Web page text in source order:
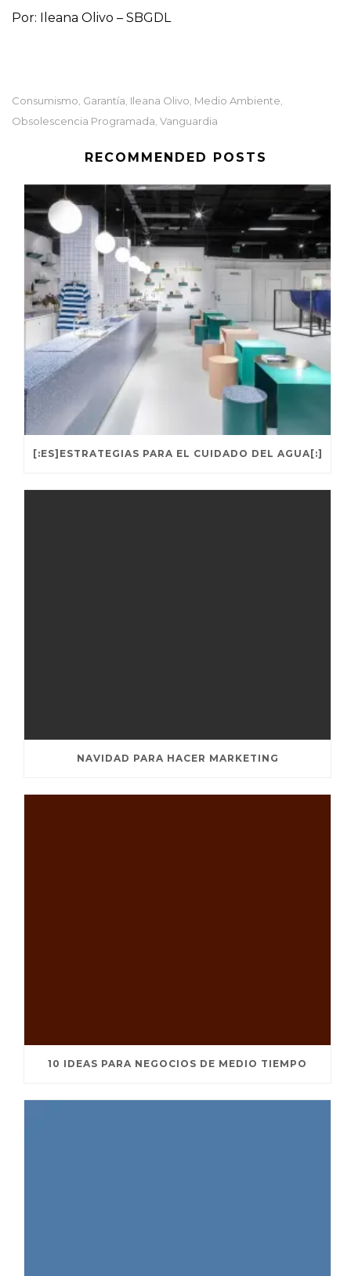
Por: Ileana Olivo – SBGDL
Consumismo, Garantía, Ileana Olivo, Medio Ambiente,
Obsolescencia Programada, Vanguardia
RECOMMENDED POSTS
[:ES]ESTRATEGIAS PARA EL CUIDADO DEL AGUA[:]
NAVIDAD PARA HACER MARKETING
10 IDEAS PARA NEGOCIOS DE MEDIO TIEMPO